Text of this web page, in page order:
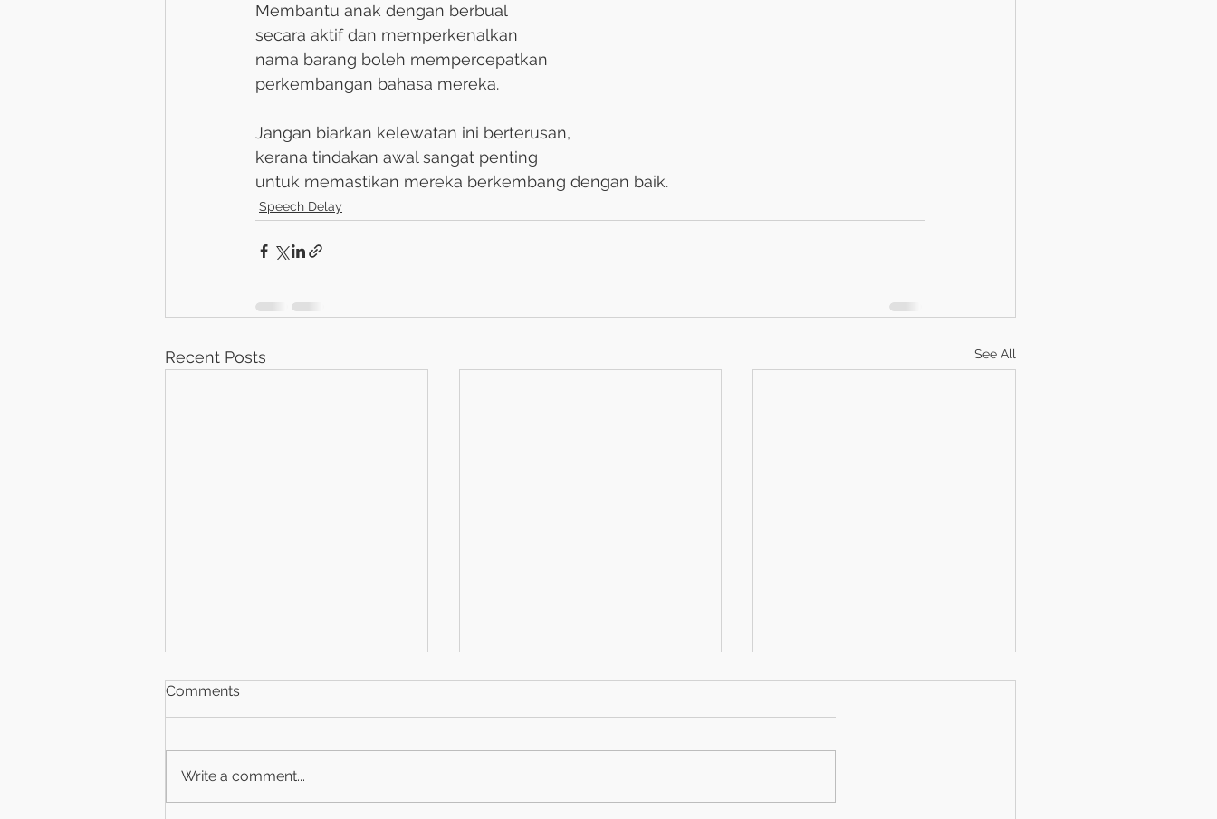
Membantu anak dengan berbual
secara aktif dan memperkenalkan
nama barang boleh mempercepatkan
perkembangan bahasa mereka.
Jangan biarkan kelewatan ini berterusan,
kerana tindakan awal sangat penting
untuk memastikan mereka berkembang dengan baik.
Speech Delay
Recent Posts See All
Comments
Write a comment...